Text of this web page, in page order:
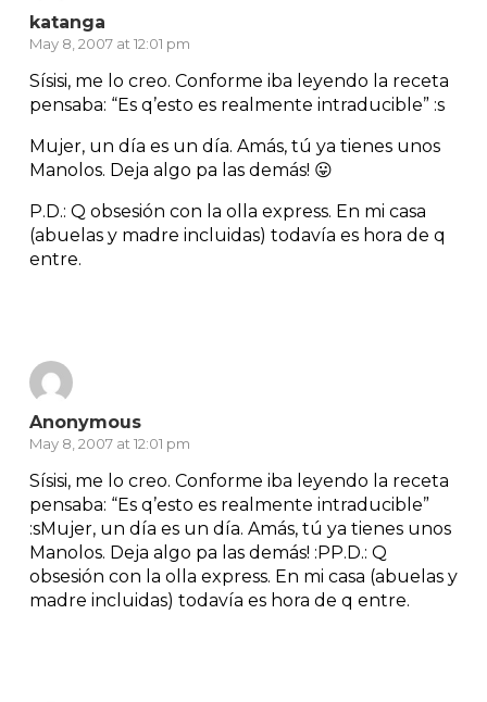
katanga
May 8, 2007 at 12:01 pm
Sísisi, me lo creo. Conforme iba leyendo la receta
pensaba: “Es q’esto es realmente intraducible” :s
Mujer, un día es un día. Amás, tú ya tienes unos
Manolos. Deja algo pa las demás! 😛
P.D.: Q obsesión con la olla express. En mi casa
(abuelas y madre incluidas) todavía es hora de q
entre.
Anonymous
May 8, 2007 at 12:01 pm
Sísisi, me lo creo. Conforme iba leyendo la receta
pensaba: “Es q’esto es realmente intraducible”
:sMujer, un día es un día. Amás, tú ya tienes unos
Manolos. Deja algo pa las demás! :PP.D.: Q
obsesión con la olla express. En mi casa (abuelas y
madre incluidas) todavía es hora de q entre.